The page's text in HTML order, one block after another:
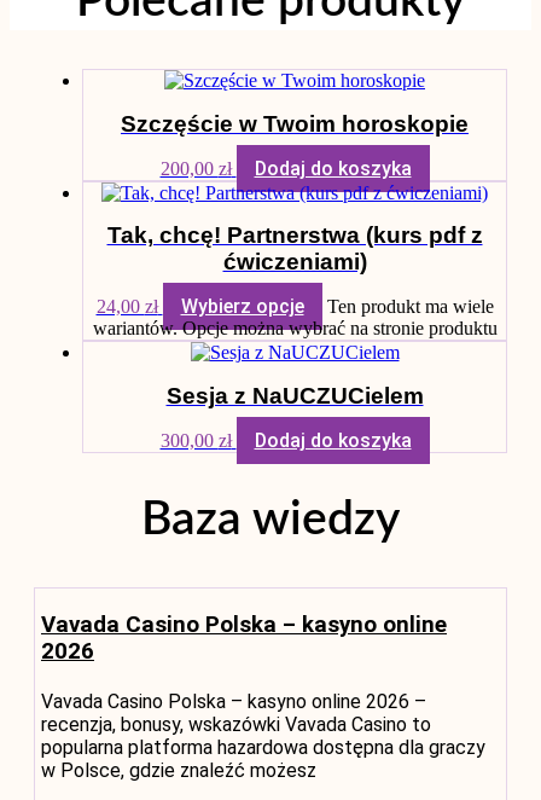
Szczęście w Twoim horoskopie
200,00 zł Dodaj do koszyka
Tak, chcę! Partnerstwa (kurs pdf z
ćwiczeniami)
24,00 zł Wybierz opcje
Ten produkt ma wiele
wariantów. Opcje można wybrać na stronie produktu
Sesja z NaUCZUCielem
300,00 zł Dodaj do koszyka
Baza wiedzy
Vavada Casino Polska – kasyno online
2026
Vavada Casino Polska – kasyno online 2026 –
recenzja, bonusy, wskazówki Vavada Casino to
popularna platforma hazardowa dostępna dla graczy
w Polsce, gdzie znaleźć możesz